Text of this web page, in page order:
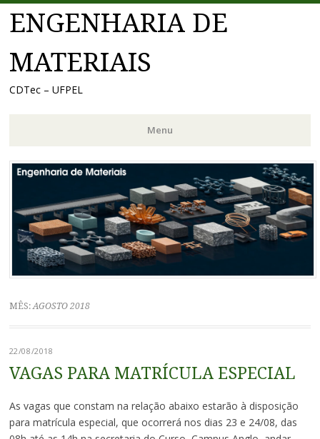
ENGENHARIA DE
MATERIAIS
CDTec – UFPEL
Menu
Pular
conteúdo
MÊS: AGOSTO 2018
22/08/2018
VAGAS PARA MATRÍCULA ESPECIAL
As vagas que constam na relação abaixo estarão à disposição
para matrícula especial, que ocorrerá nos dias 23 e 24/08, das